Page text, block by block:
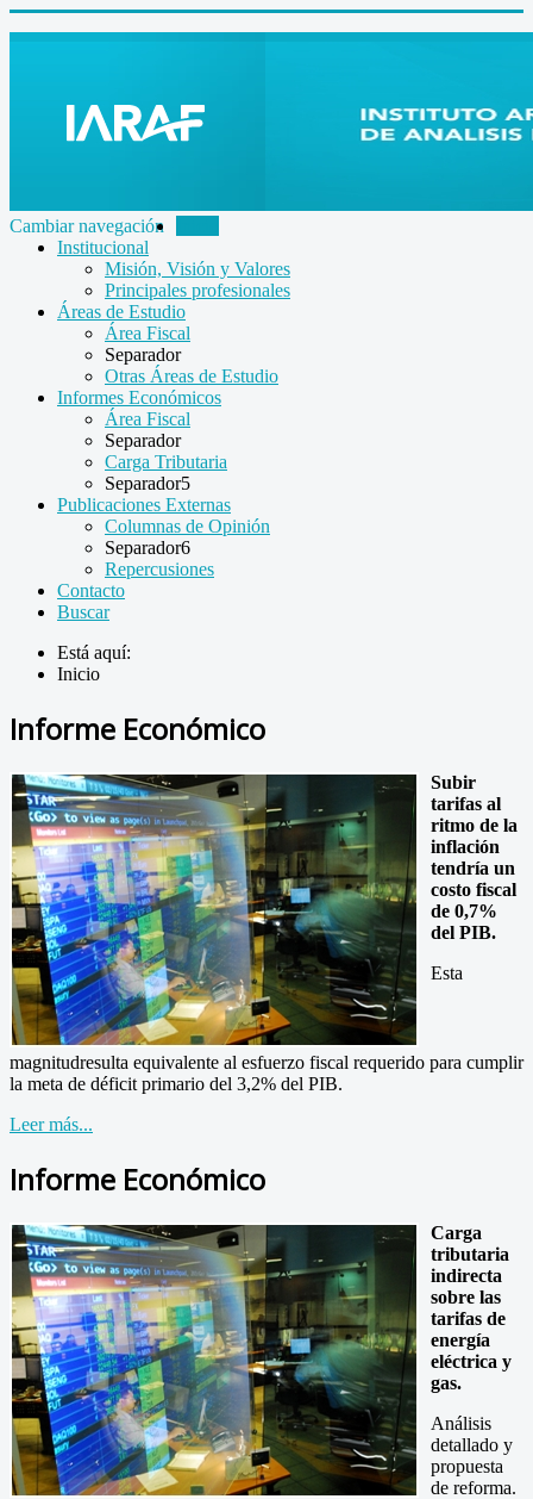
Cambiar navegación
Institucional
Misión, Visión y Valores
Principales profesionales
Áreas de Estudio
Área Fiscal
Separador
Otras Áreas de Estudio
Informes Económicos
Área Fiscal
Separador
Carga Tributaria
Separador5
Publicaciones Externas
Columnas de Opinión
Separador6
Repercusiones
Contacto
Buscar
Está aquí:
Inicio
Informe Económico
Subir
tarifas al
ritmo de la
inflación
tendría un
costo fiscal
de 0,7%
del PIB.
Esta
magnitudresulta equivalente al esfuerzo fiscal requerido para cumplir
la meta de déficit primario del 3,2% del PIB.
Leer más...
Informe Económico
Carga
tributaria
indirecta
sobre las
tarifas de
energía
eléctrica y
gas.
Análisis
detallado y
propuesta
de reforma.